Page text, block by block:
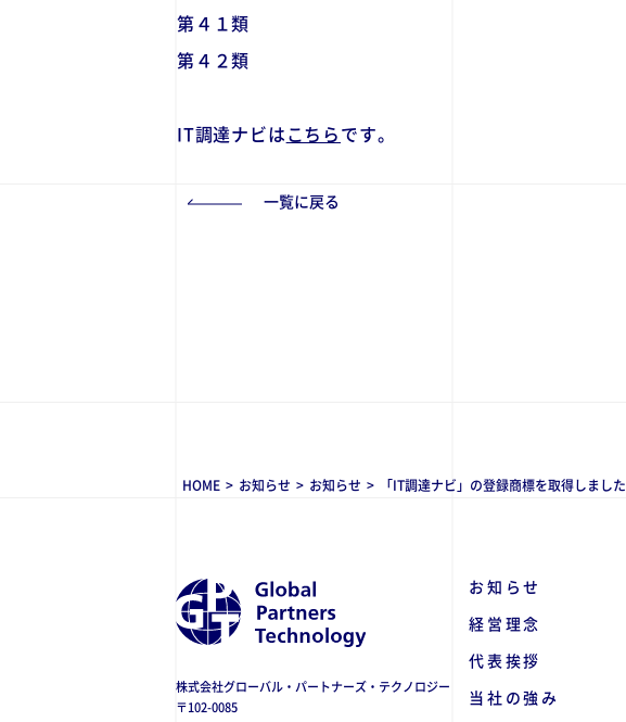
第４１類
第４２類
IT調達ナビはこちらです。
一覧に戻る
HOME > お知らせ > お知らせ > 「IT調達ナビ」の登録商標を取得しました
お知らせ
経営理念
代表挨拶
当社の強み
株式会社グローバル・パートナーズ・テクノロジー
〒102-0085